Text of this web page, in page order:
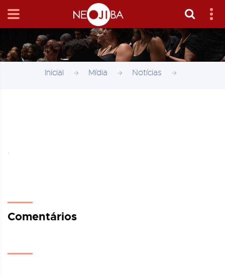
Inicial Mídia Notícias
,
Comentários